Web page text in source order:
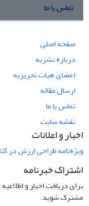
تماس با ما
صفحه اصلی
درباره نشریه
اعضای هیات تحریریه
ارسال مقاله
تماس با ما
نقشه سایت
اخبار و اعلانات
ویژه‌نامه طراحی ارزش در
اشتراک خبرنامه
برای دریافت اخبار و
مشترک شوید.